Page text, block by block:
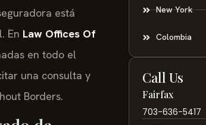
está
En Law Offices Of
en todo el
una consulta y
Borders.
New York
Colombia
Call Us
Fairfax
703-636-5417